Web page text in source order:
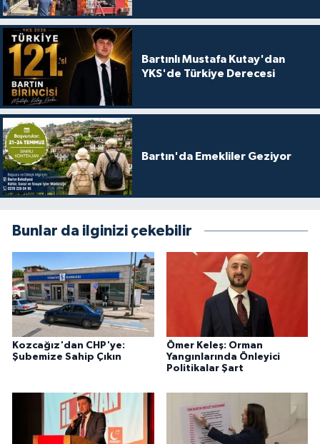
Bartınlı Mustafa Kutay'dan
YKS'de Türkiye Derecesi
Bartın'da Emekliler Geziyor
Bunlar da ilginizi çekebilir
Kozcağız'dan CHP'ye:
Şubemize Sahip Çıkın
Ömer Keleş: Orman
Yangınlarında Önleyici
Politikalar Şart